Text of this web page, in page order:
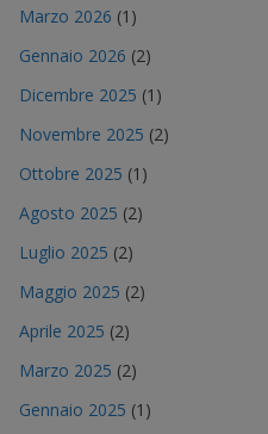
Marzo 2026 (1)
Gennaio 2026 (2)
Dicembre 2025 (1)
Novembre 2025 (2)
Ottobre 2025 (1)
Agosto 2025 (2)
Luglio 2025 (2)
Maggio 2025 (2)
Aprile 2025 (2)
Marzo 2025 (2)
Gennaio 2025 (1)